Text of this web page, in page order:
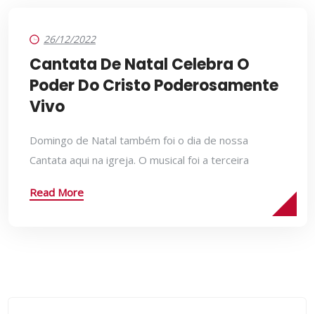
26/12/2022
Cantata De Natal Celebra O
Poder Do Cristo Poderosamente
Vivo
Domingo de Natal também foi o dia de nossa
Cantata aqui na igreja. O musical foi a terceira
Read More